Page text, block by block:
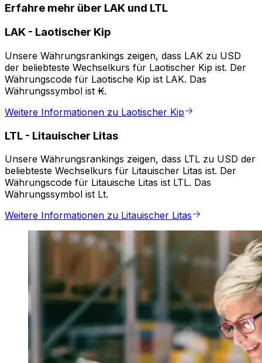
Erfahre mehr über LAK und LTL
LAK - Laotischer Kip
Unsere Währungsrankings zeigen, dass LAK zu USD
der beliebteste Wechselkurs für Laotischer Kip ist. Der
Währungscode für Laotische Kip ist LAK. Das
Währungssymbol ist ₭.
Weitere Informationen zu Laotischer Kip
LTL - Litauischer Litas
Unsere Währungsrankings zeigen, dass LTL zu USD der
beliebteste Wechselkurs für Litauischer Litas ist. Der
Währungscode für Litauische Litas ist LTL. Das
Währungssymbol ist Lt.
Weitere Informationen zu Litauischer Litas